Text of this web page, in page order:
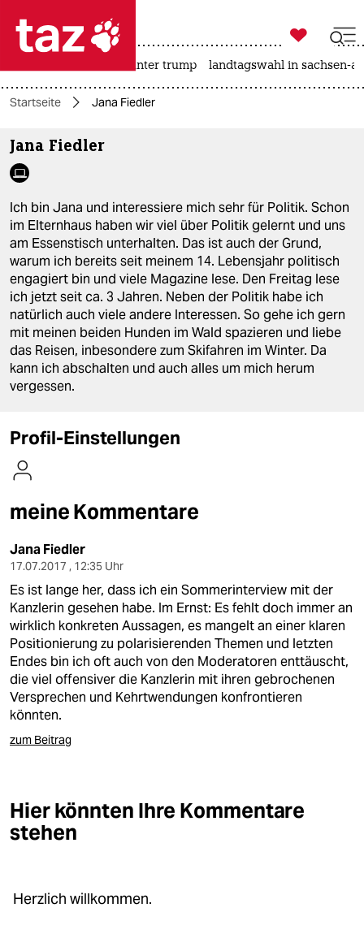
 taz zahl ich
taz zahl ich
themen
politik
öko
gesellschaft
kultur
sport
berlin
wahrheit
verlag
verlag
shop
fragen & hilfe
unterstützen
abo
genossenschaft
epaper login

taz zahl ich
usa unter trump landtagswahl in sachsen-
Startseite Jana Fiedler
Jana Fiedler
Ich bin Jana und interessiere mich sehr für Politik. Schon
im Elternhaus haben wir viel über Politik gelernt und uns
am Essenstisch unterhalten. Das ist auch der Grund,
warum ich bereits seit meinem 14. Lebensjahr politisch
engagiert bin und viele Magazine lese. Den Freitag lese
ich jetzt seit ca. 3 Jahren. Neben der Politik habe ich
natürlich auch viele andere Interessen. So gehe ich gern
mit meinen beiden Hunden im Wald spazieren und liebe
das Reisen, inbesondere zum Skifahren im Winter. Da
kann ich abschalten und auch alles um mich herum
vergessen.
Profil-Einstellungen
meine Kommentare
Jana Fiedler
17.07.2017 , 12:35 Uhr
Es ist lange her, dass ich ein Sommerinterview mit der
Kanzlerin gesehen habe. Im Ernst: Es fehlt doch immer an
wirklich konkreten Aussagen, es mangelt an einer klaren
Positionierung zu polarisierenden Themen und letzten
Endes bin ich oft auch von den Moderatoren enttäuscht,
die viel offensiver die Kanzlerin mit ihren gebrochenen
Versprechen und Kehrtwendungen konfrontieren
könnten.
zum Beitrag
Hier könnten Ihre Kommentare
stehen
Herzlich willkommen.